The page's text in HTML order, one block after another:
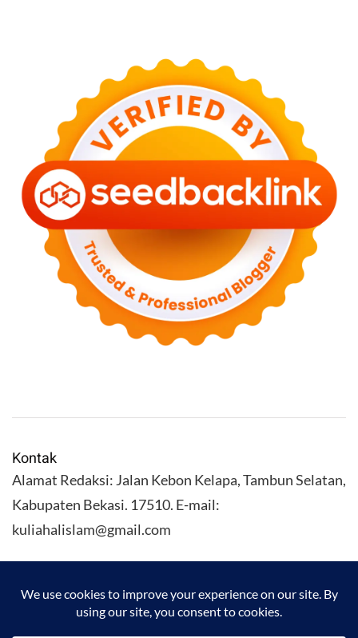
Kontak
Alamat Redaksi: Jalan Kebon Kelapa, Tambun Selatan,
Kabupaten Bekasi. 17510. E-mail:
kuliahalislam@gmail.com